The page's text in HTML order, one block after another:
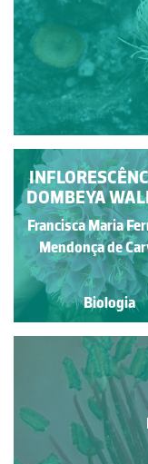
FLOR DA
Rafael Costa
Biologia
DOMBEYA
Francisca Maria
Mendonça de
Biologia